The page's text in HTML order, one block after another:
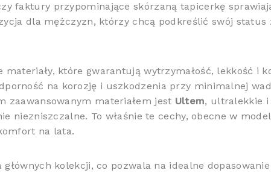
faktury przypominające skórzaną tapicerkę
dla mężczyzn, którzy chcą podkreślić swój status
materiały, które gwarantują wytrzymałość, lekkość i
na korozję i uszkodzenia przy minimalnej
zaawansowanym materiałem jest Ultem, ultralekkie i
niezniszczalne. To właśnie te cechy, obecne w
na lata.
kolekcji, co pozwala na idealne